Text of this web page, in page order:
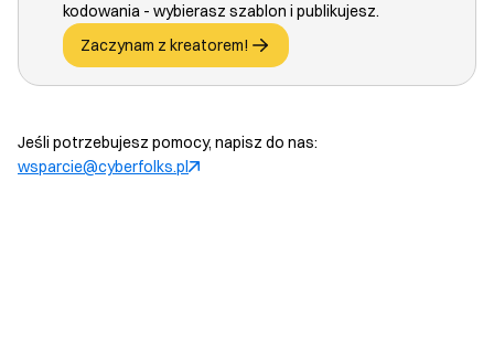
kodowania - wybierasz szablon i publikujesz.
Zaczynam z kreatorem!
Jeśli potrzebujesz pomocy, napisz do nas:
wsparcie@cyberfolks.pl